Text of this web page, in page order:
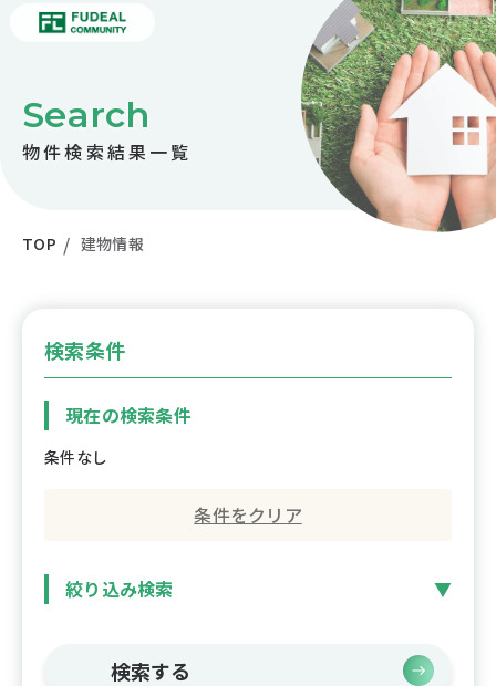
物件検索結果一覧
Search
TOP 建物情報
検索条件
現在の検索条件
条件なし
条件をクリア
絞り込み検索
検索する